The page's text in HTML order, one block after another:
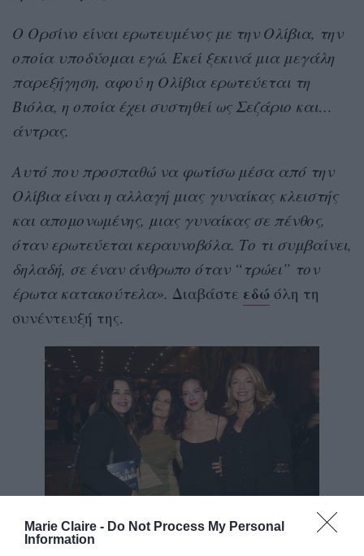
Marie Claire - Do Not Process My Personal
Information
Ο Ορσίνο είναι ερωτευμένος με την Ολίβια, την
οποία υποδύομαι εγώ. Εκεί ξεκινά μια μεγάλη
παρεξήγηση, αφού η Ολίβια ερωτεύεται τη
Βιόλα, η οποία έχει συστηθεί ως Σεζάριο και…
άντρας.
Αυτό που προσπαθώ να φωτίσω μέσα από την
Ολίβια είναι η αλλαγή μιας γυναίκας κλειστής
και απομονωμένης, μιας γυναίκας σε πένθος,
όταν ερωτεύεται κεραυνοβόλα. Το τι συμβαίνει,
δηλαδή, σε έναν άνθρωπο όταν “τρώει” τον
έρωτα κατακούτελα». Διαβάστε εδώ όλη τη
συνέντευξή της.